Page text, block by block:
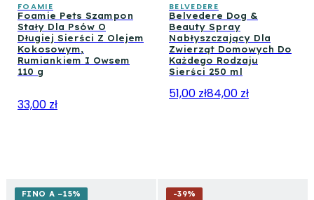
FOAMIE
Foamie Pets Szampon
Stały Dla Psów O
Długiej Sierści Z Olejem
Kokosowym,
Rumiankiem I Owsem
110 g
33,00 zł
BELVEDERE
Belvedere Dog &
Beauty Spray
Nabłyszczający Dla
Zwierząt Domowych Do
Każdego Rodzaju
Sierści 250 ml
51,00 zł84,00 zł
FINO A −15% -39%